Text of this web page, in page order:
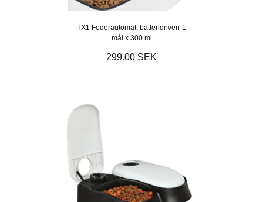
TX1 Foderautomat, batteridriven-1
mål x 300 ml
299.00 SEK